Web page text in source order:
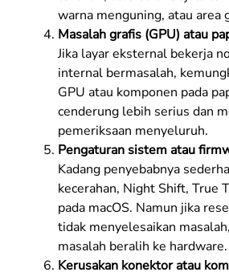
warna menguning, atau area
Masalah grafis (GPU) atau
Jika layar eksternal bekerja
internal bermasalah,
GPU atau komponen pada
cenderung lebih serius dan
pemeriksaan menyeluruh.
Pengaturan sistem atau
Kadang penyebabnya
kecerahan, Night Shift, True
pada macOS. Namun jika
tidak menyelesaikan
masalah beralih ke hardware.
Kerusakan konektor atau